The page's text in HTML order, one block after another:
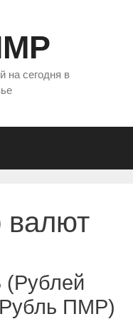
на сегодня в
валют
(Рублей
ПМР)